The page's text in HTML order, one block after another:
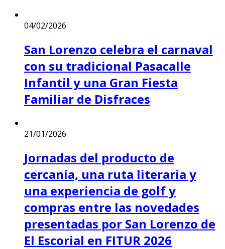
04/02/2026
San Lorenzo celebra el carnaval
con su tradicional Pasacalle
Infantil y una Gran Fiesta
Familiar de Disfraces
21/01/2026
Jornadas del producto de
cercanía, una ruta literaria y
una experiencia de golf y
compras entre las novedades
presentadas por San Lorenzo de
El Escorial en FITUR 2026